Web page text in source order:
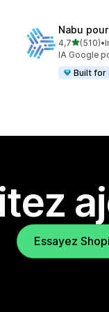
Nabu
4,7étoile(s)
(510)
510 avis au
•
IA Google
Built for
Essayez